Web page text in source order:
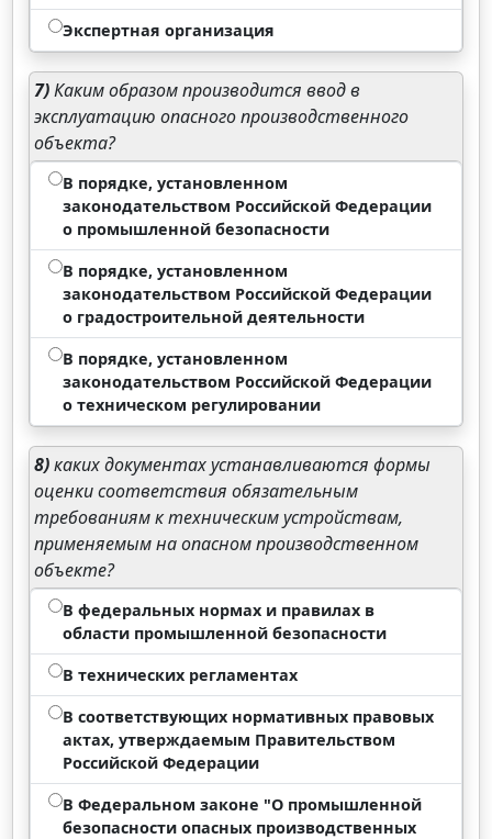
Экспертная организация
7)Каким образом производится ввод в
эксплуатацию опасного производственного
объекта?
В порядке, установленном
законодательством Российской Федерации
о промышленной безопасности
В порядке, установленном
законодательством Российской Федерации
о градостроительной деятельности
В порядке, установленном
законодательством Российской Федерации
о техническом регулировании
8)каких документах устанавливаются формы
оценки соответствия обязательным
требованиям к техническим устройствам,
применяемым на опасном производственном
объекте?
В федеральных нормах и правилах в
области промышленной безопасности
В технических регламентах
В соответствующих нормативных правовых
актах, утверждаемым Правительством
Российской Федерации
В Федеральном законе "О промышленной
безопасности опасных производственных